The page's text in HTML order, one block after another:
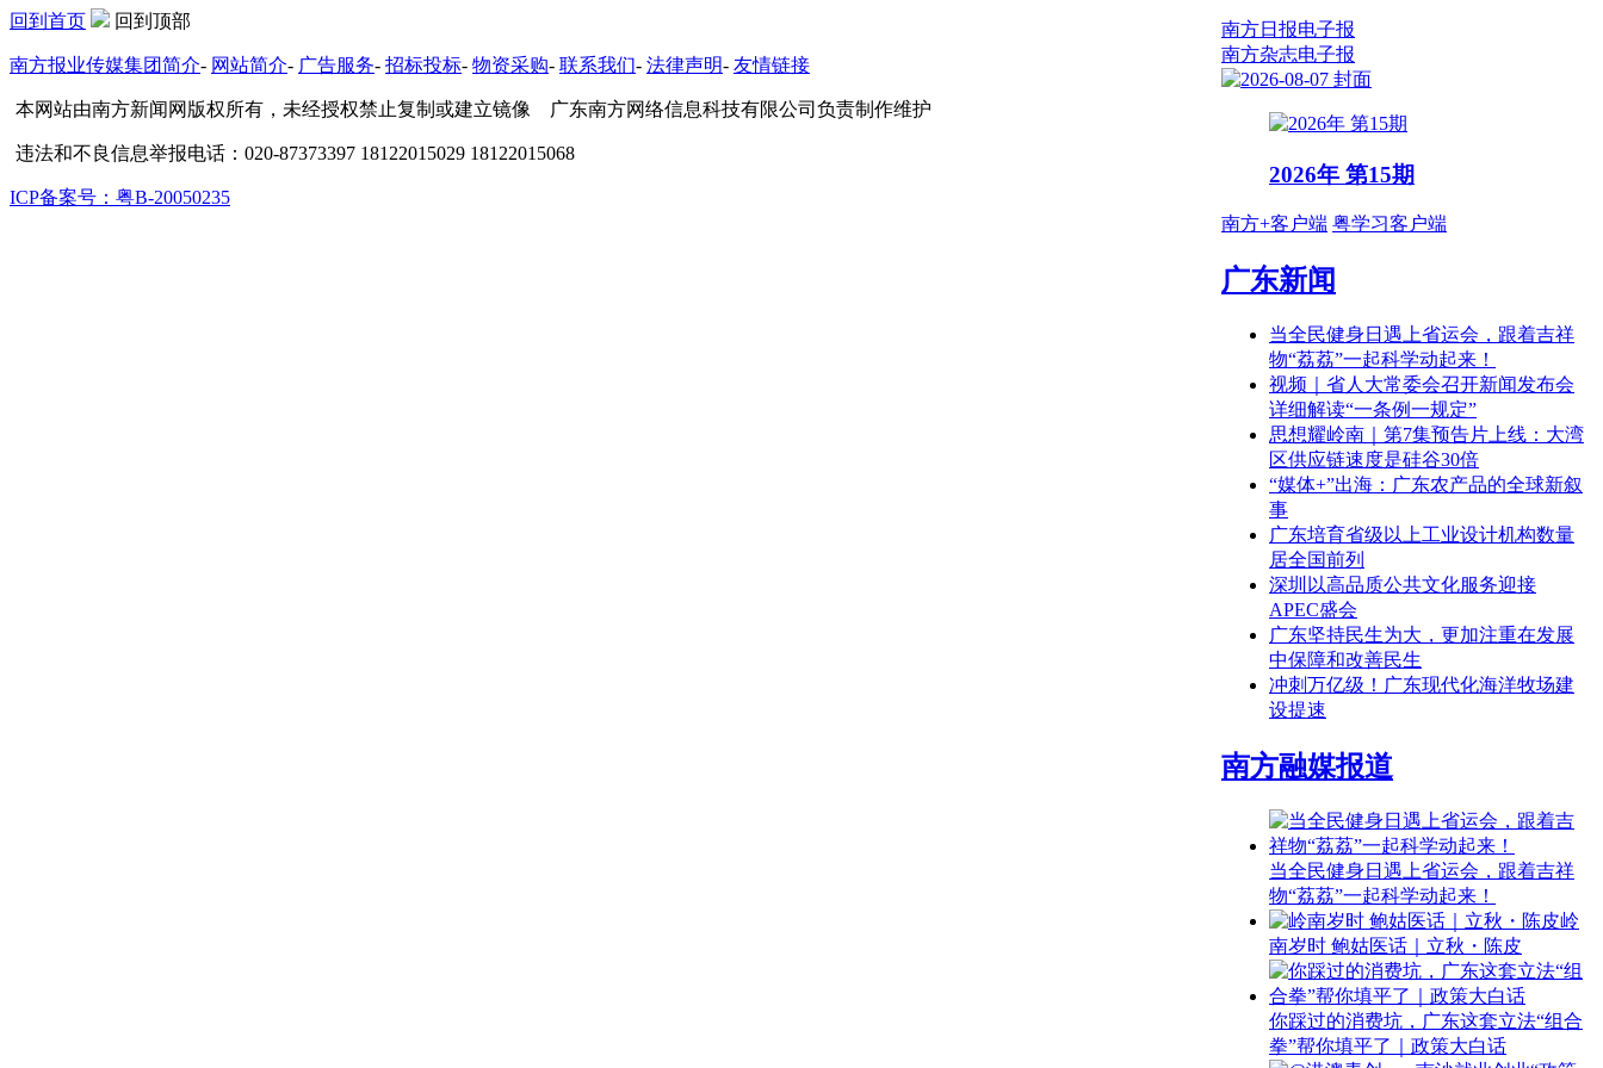
回到首页 回到顶部
南方报业传媒集团简介- 网站简介- 广告服务- 招标投标- 物资采购- 联系我们- 法律声明- 友情链接
本网站由南方新闻网版权所有，未经授权禁止复制或建立镜像 广东南方网络信息科技有限公司负责制作维护
违法和不良信息举报电话：020-87373397 18122015029 18122015068
ICP备案号：粤B-20050235